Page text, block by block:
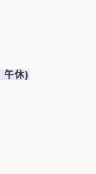
午休)